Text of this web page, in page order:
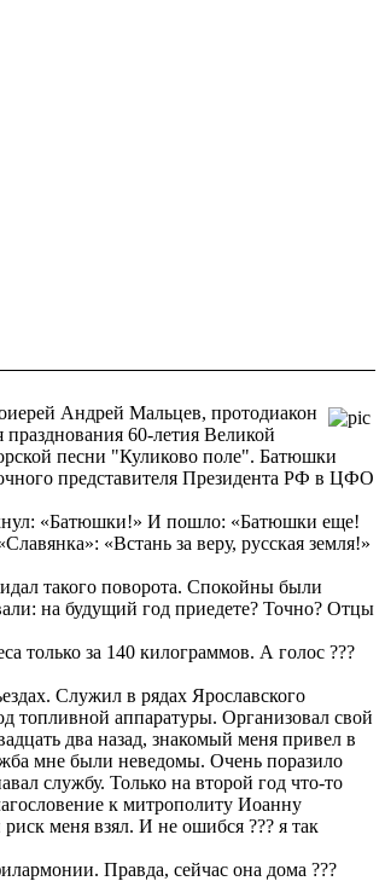
Андрей Мальцев, протодиакон
60-летия Великой
песни "Куликово поле". Батюшки
представителя Президента РФ в ЦФО
«Батюшки!» И пошло: «Батюшки еще!
«Встань за веру, русская земля!»
такого поворота. Спокойны были
на будущий год приедете? Точно? Отцы
только за 140 килограммов. А голос ???
Служил в рядах Ярославского
топливной аппаратуры. Организовал свой
два назад, знакомый меня привел в
мне были неведомы. Очень поразило
службу. Только на второй год что-то
к митрополиту Иоанну
меня взял. И не ошибся ??? я так
Правда, сейчас она дома ???